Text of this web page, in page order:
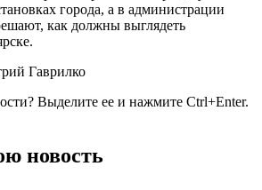
города, а в администрации
как должны выглядеть
Гаврилко
Выделите ее и нажмите Ctrl+Enter.
новость